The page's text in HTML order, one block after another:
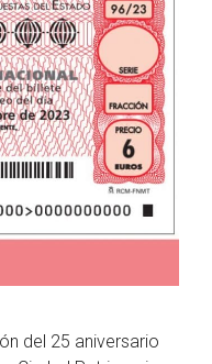
del 25 aniversario